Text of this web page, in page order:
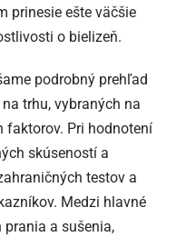
prinesie ešte väčšie
o bielizeň.
podrobný prehľad
trhu, vybraných na
faktorov. Pri hodnotení
skúseností a
testov a
Medzi hlavné
a sušenia,